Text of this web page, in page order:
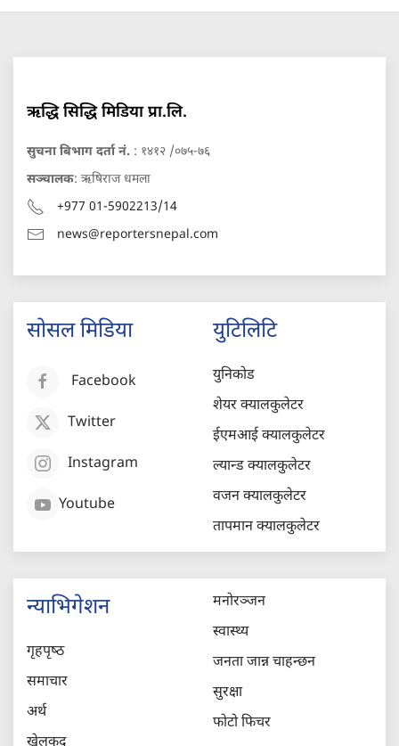
ऋद्धि सिद्धि मिडिया प्रा.लि.
सुचना बिभाग दर्ता नं. : १४१२ /०७५-७६
सञ्चालक: ऋषिराज धमला
+977 01-5902213/14
news@reportersnepal.com
सोसल मिडिया
Facebook
Twitter
Instagram
Youtube
युटिलिटि
युनिकोड
शेयर क्यालकुलेटर
ईएमआई क्यालकुलेटर
ल्यान्ड क्यालकुलेटर
वजन क्यालकुलेटर
तापमान क्यालकुलेटर
न्याभिगेशन
गृहपृष्‍ठ
समाचार
अर्थ
मनोरञ्जन
स्वास्थ्य
जनता जान्न चाहन्छन
सुरक्षा
फोटो फिचर